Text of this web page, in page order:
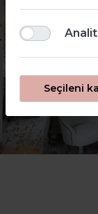
Seçileni